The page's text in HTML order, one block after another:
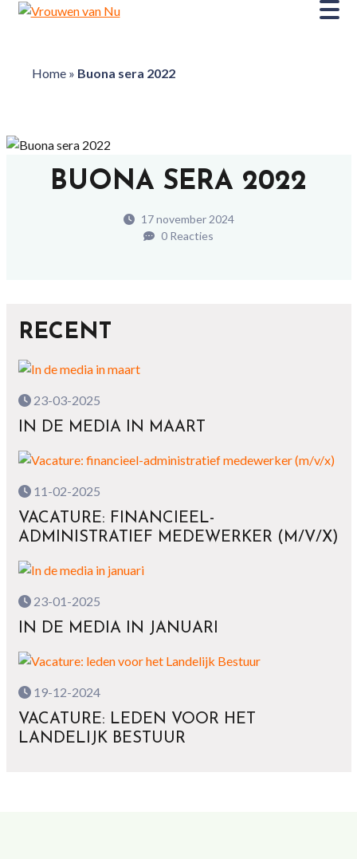
Home» Buona sera 2022
BUONA SERA 2022
17 november 2024
0 Reacties
RECENT
23-03-2025
IN DE MEDIA IN MAART
11-02-2025
VACATURE: FINANCIEEL-
ADMINISTRATIEF MEDEWERKER (M/V/X)
23-01-2025
IN DE MEDIA IN JANUARI
19-12-2024
VACATURE: LEDEN VOOR HET
LANDELIJK BESTUUR